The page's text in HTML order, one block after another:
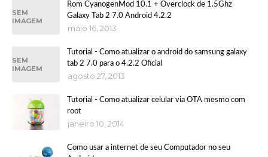
SEM
IMAGEM
Rom CyanogenMod 10.1 + Overclock de 1.5Ghz
Galaxy Tab 2 7.0 Android 4.2.2
maio 16, 2013
SEM
IMAGEM
Tutorial - Como atualizar o android do samsung galaxy
tab 2 7.0 para o 4.2.2 Oficial
agosto 27, 2013
Tutorial - Como atualizar celular via OTA mesmo com
root
janeiro 10, 2014
Como usar a internet de seu Computador no seu